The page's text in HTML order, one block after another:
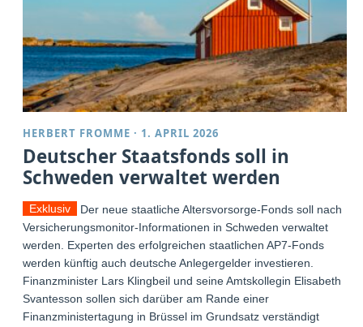
HERBERT FROMME · 1. APRIL 2026
Deutscher Staatsfonds soll in
Schweden verwaltet werden
Exklusiv
Der neue staatliche Altersvorsorge-Fonds soll nach
Versicherungsmonitor-Informationen in Schweden verwaltet
werden. Experten des erfolgreichen staatlichen AP7-Fonds
werden künftig auch deutsche Anlegergelder investieren.
Finanzminister Lars Klingbeil und seine Amtskollegin Elisabeth
Svantesson sollen sich darüber am Rande einer
Finanzministertagung in Brüssel im Grundsatz verständigt